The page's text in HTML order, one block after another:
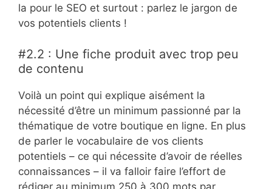
la pour le SEO et surtout : parlez le jargon de
vos potentiels clients !
#2.2 : Une fiche produit avec trop peu
de contenu
Voilà un point qui explique aisément la
nécessité d’être un minimum passionné par la
thématique de votre boutique en ligne. En plus
de parler le vocabulaire de vos clients
potentiels – ce qui nécessite d’avoir de réelles
connaissances – il va falloir faire l’effort de
rédiger au minimum 250 à 300 mots par